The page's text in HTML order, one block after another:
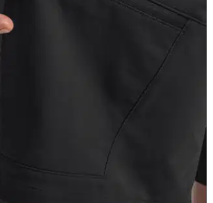
miesten shortsit